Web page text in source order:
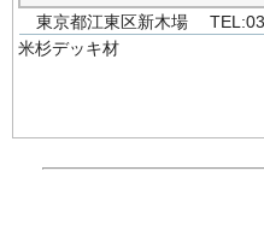
東京都江東区新木場
米杉デッキ材